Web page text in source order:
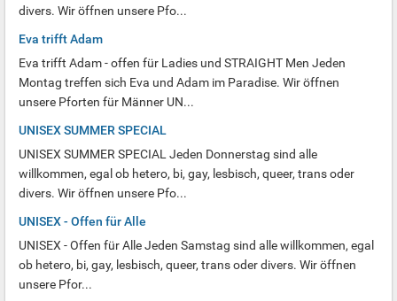
divers. Wir öffnen unsere Pfo...
Eva trifft Adam
Eva trifft Adam - offen für Ladies und STRAIGHT Men Jeden
Montag treffen sich Eva und Adam im Paradise. Wir öffnen
unsere Pforten für Männer UN...
UNISEX SUMMER SPECIAL
UNISEX SUMMER SPECIAL Jeden Donnerstag sind alle
willkommen, egal ob hetero, bi, gay, lesbisch, queer, trans oder
divers. Wir öffnen unsere Pfo...
UNISEX - Offen für Alle
UNISEX - Offen für Alle Jeden Samstag sind alle willkommen, egal
ob hetero, bi, gay, lesbisch, queer, trans oder divers. Wir öffnen
unsere Pfor...